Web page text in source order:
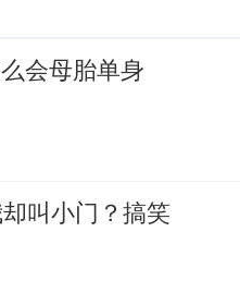
会母胎单身
叫小门？搞笑